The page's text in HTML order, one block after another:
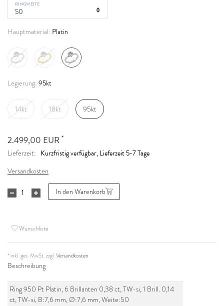
RINGWEITE
Hauptmaterial: Platin
Legierung: 95kt
14kt 18kt 95kt
2.499,00 EUR *
Lieferzeit: Kurzfristig verfügbar, Lieferzeit 5-7 Tage
Versandkosten
In den Warenkorb
Wunschliste
* inkl. ges. MwSt. zzgl.Versandkosten
Beschreibung
Ring 950 Pt Platin, 6 Brillanten 0,38 ct, TW-si, 1 Brill. 0,14
ct, TW-si, B:7,6 mm, Ø:7,6 mm, Weite:50